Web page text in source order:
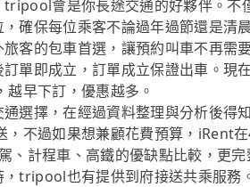
會是你長途交通的好夥伴。不
確保每位乘客不論過年過節還是清
客的包車首選，讓預約叫車不再需
單即成立，訂單成立保證出車。現
早下訂，優惠越多。
選擇，在經過資料整理與分析後得
不過如果想兼顧花費預算，iRent
、計程車、高鐵的優缺點比較，更
tripool也有提供到府接送共乘服務